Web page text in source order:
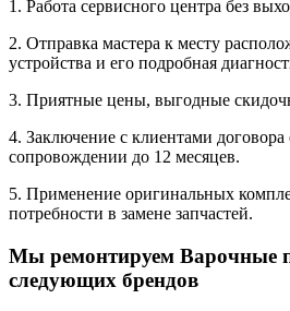
1. Работа сервисного центра без
2. Отправка мастера к месту
устройства и его подробная
3. Приятные цены, выгодные
4. Заключение с клиентами
сопровождении до 12 месяцев.
5. Применение оригинальных
потребности в замене запчастей.
Мы ремонтируем Варочные
следующих брендов